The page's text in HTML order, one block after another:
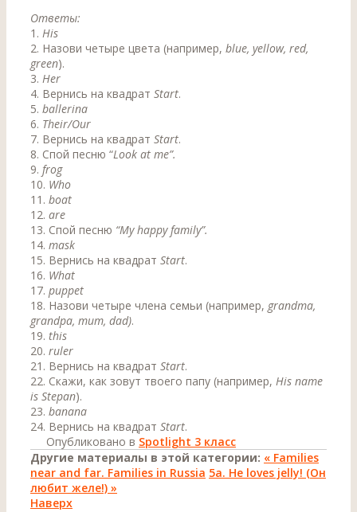
Ответы:
1. His
2. Назови четыре цвета (например, blue, yellow, red,
green).
3. Her
4. Вернись на квадрат Start.
5. ballerina
6. Their/Our
7. Вернись на квадрат Start.
8. Спой песню “Look at me”.
9. frog
10. Who
11. boat
12. are
13. Спой песню “My happy family”.
14. mask
15. Вернись на квадрат Start.
16. What
17. puppet
18. Назови четыре члена семьи (например, grandma,
grandpa, mum, dad).
19. this
20. ruler
21. Вернись на квадрат Start.
22. Скажи, как зовут твоего папу (например, His name
is Stepan).
23. banana
24. Вернись на квадрат Start.
Опубликовано в Spotlight 3 класс
Другие материалы в этой категории: « Families
near and far. Families in Russia 5а. Не loves jelly! (Он
любит желе!) »
Наверх